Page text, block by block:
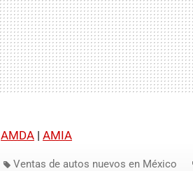
AMDA | AMIA
Ventas de autos nuevos en México